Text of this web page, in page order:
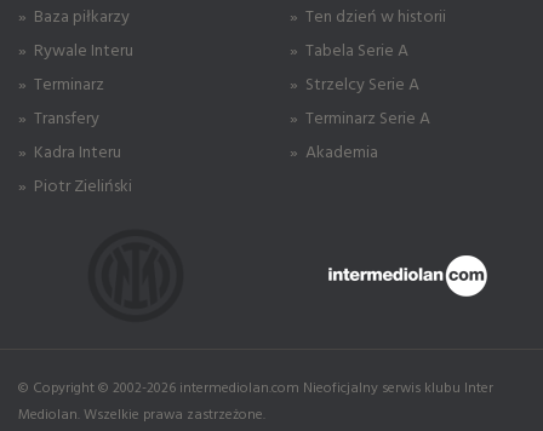
» Baza piłkarzy
» Rywale Interu
» Terminarz
» Transfery
» Kadra Interu
» Piotr Zieliński
» Ten dzień w historii
» Tabela Serie A
» Strzelcy Serie A
» Terminarz Serie A
» Akademia
© Copyright © 2002-2026 intermediolan.com Nieoficjalny serwis klubu Inter
Mediolan. Wszelkie prawa zastrzeżone.